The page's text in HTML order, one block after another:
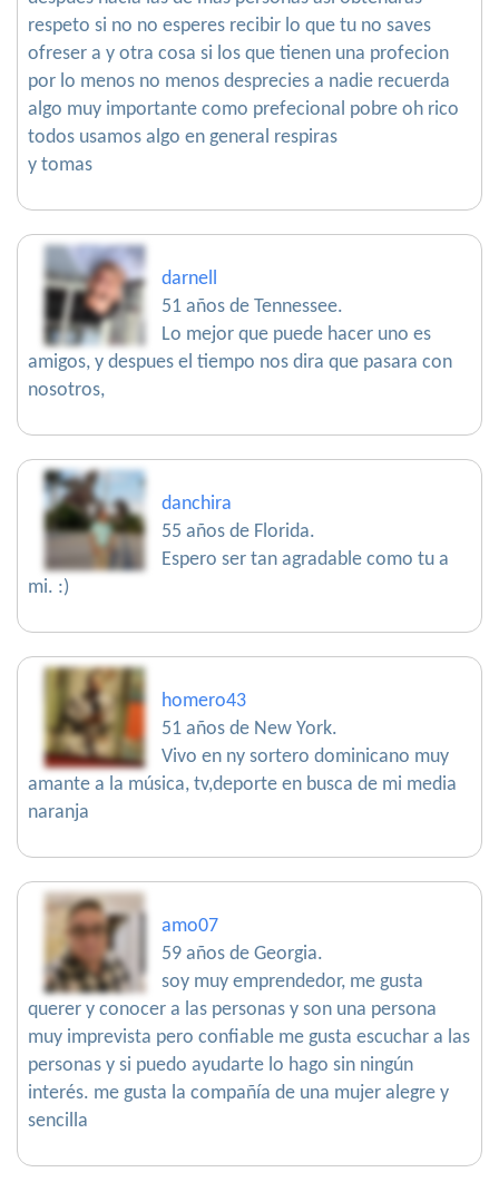
respeto si no no esperes recibir lo que tu no saves
ofreser a y otra cosa si los que tienen una profecion
por lo menos no menos desprecies a nadie recuerda
algo muy importante como prefecional pobre oh rico
todos usamos algo en general respiras
y tomas
darnell
51 años de Tennessee.
Lo mejor que puede hacer uno es
amigos, y despues el tiempo nos dira que pasara con
nosotros,
danchira
55 años de Florida.
Espero ser tan agradable como tu a
mi. :)
homero43
51 años de New York.
Vivo en ny sortero dominicano muy
amante a la música, tv,deporte en busca de mi media
naranja
amo07
59 años de Georgia.
soy muy emprendedor, me gusta
querer y conocer a las personas y son una persona
muy imprevista pero confiable me gusta escuchar a las
personas y si puedo ayudarte lo hago sin ningún
interés. me gusta la compañía de una mujer alegre y
sencilla